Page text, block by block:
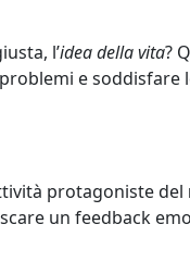
l’idea della vita?
e
protagoniste del
un feedback